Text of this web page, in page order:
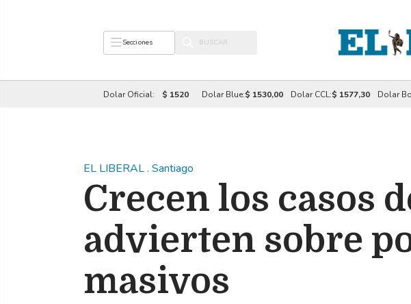
Secciones
Dolar Oficial: $ 1520 Dolar Blue:$ 1530,00 Dolar CCL:$ 1577,30 Dolar
EL LIBERAL. Santiago
Crecen los casos
advierten sobre
masivos